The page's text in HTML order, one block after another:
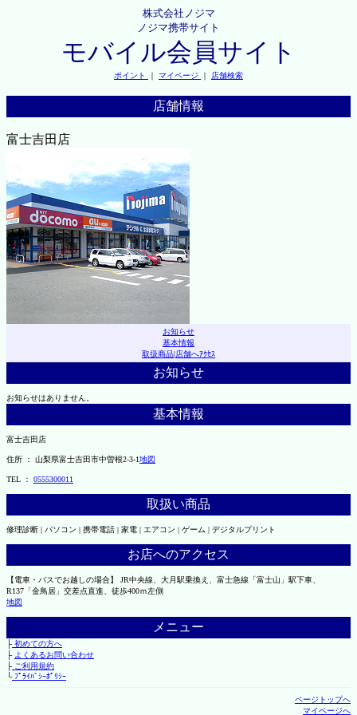
株式会社ノジマ
ノジマ携帯サイト
モバイル会員サイト
ポイント ｜ マイページ ｜ 店舗検索
店舗情報
富士吉田店
お知らせ
基本情報
取扱商品|店舗へｱｸｾｽ
お知らせ
お知らせはありません。
基本情報
富士吉田店
住所 ： 山梨県富士吉田市中曽根2-3-1地図
TEL ： 0555300011
取扱い商品
修理診断 | パソコン | 携帯電話 | 家電 | エアコン | ゲーム | デジタルプリント
お店へのアクセス
【電車・バスでお越しの場合】 JR中央線、大月駅乗換え、富士急線「富士山」駅下車、
R137「金鳥居」交差点直進、徒歩400ｍ左側
地図
メニュー
├初めての方へ
├ よくあるお問い合わせ
├ご利用規約
└ﾌﾟﾗｲﾊﾞｼｰﾎﾟﾘｼｰ
ページトップへ
マイページへ